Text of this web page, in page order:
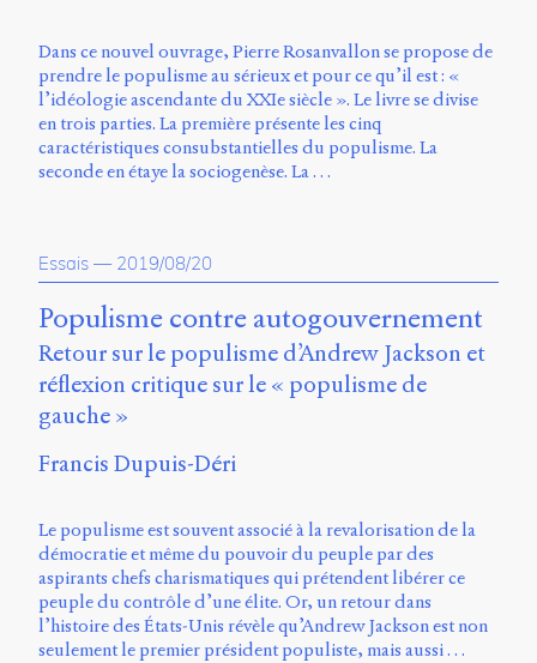
de
Sherbrooke
Campus
de
Longueuil
Local
Pl.
Le
Moyne
Longueuil
(QC)
J4K
Canada
2104-
3272
Sens
public
v.
Dans ce nouvel ouvrage, Pierre Rosanvallon se propose de
prendre le populisme au sérieux et pour ce qu’il est : «
l’idéologie ascendante du XXIe siècle ». Le livre se divise
en trois parties. La première présente les cinq
caractéristiques consubstantielles du populisme. La
seconde en étaye la sociogenèse. La …
Essais — 2019/08/20
Populisme contre autogouvernement
Retour sur le populisme d’Andrew Jackson et
réflexion critique sur le « populisme de
gauche »
Francis Dupuis-Déri
Le populisme est souvent associé à la revalorisation de la
démocratie et même du pouvoir du peuple par des
aspirants chefs charismatiques qui prétendent libérer ce
peuple du contrôle d’une élite. Or, un retour dans
l’histoire des États-Unis révèle qu’Andrew Jackson est non
seulement le premier président populiste, mais aussi …